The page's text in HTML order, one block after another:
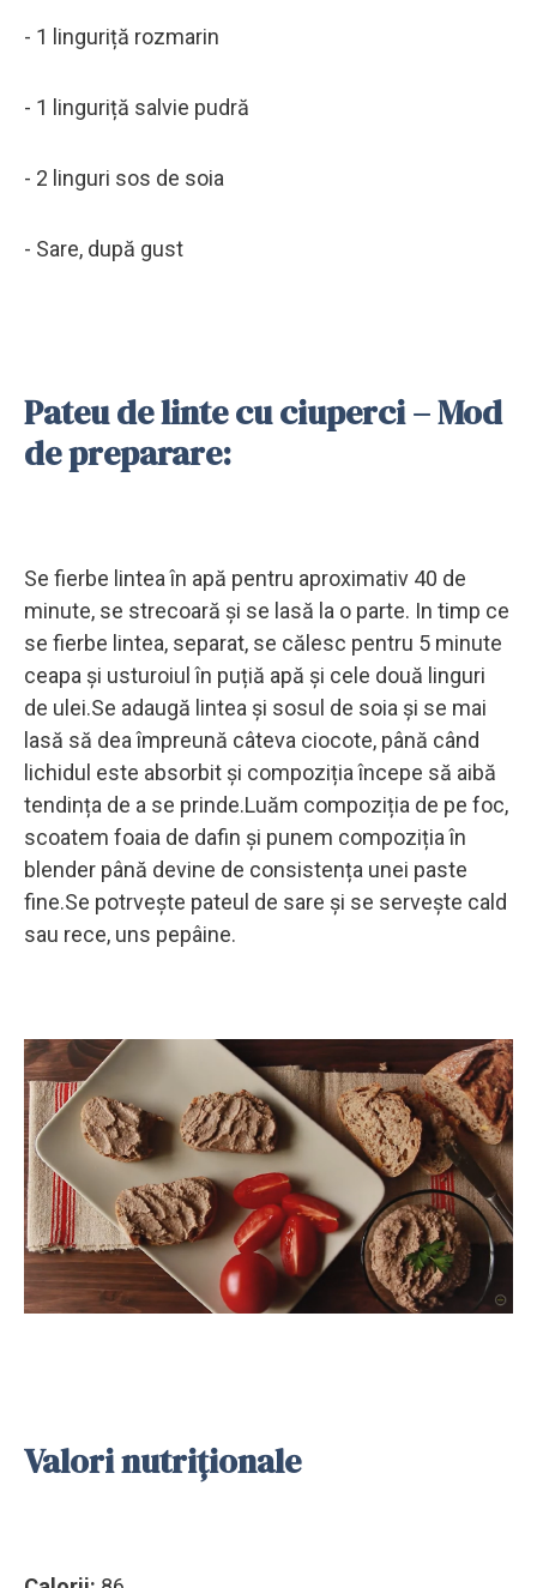
- 1 linguriță rozmarin
- 1 linguriță salvie pudră
- 2 linguri sos de soia
- Sare, după gust
Pateu de linte cu ciuperci – Mod
de preparare:
Se fierbe lintea în apă pentru aproximativ 40 de
minute, se strecoară și se lasă la o parte. In timp ce
se fierbe lintea, separat, se călesc pentru 5 minute
ceapa și usturoiul în puțiă apă și cele două linguri
de ulei.Se adaugă lintea și sosul de soia și se mai
lasă să dea împreună câteva ciocote, până când
lichidul este absorbit și compoziția începe să aibă
tendința de a se prinde.Luăm compoziția de pe foc,
scoatem foaia de dafin și punem compoziția în
blender până devine de consistența unei paste
fine.Se potrvește pateul de sare și se servește cald
sau rece, uns pepâine.
Valori nutriționale